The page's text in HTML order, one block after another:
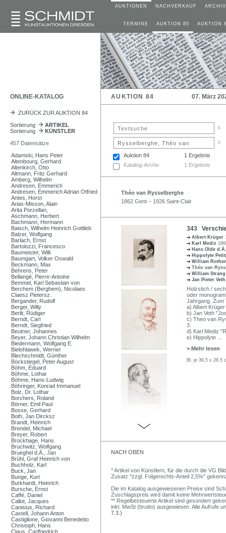
AUKTIONEN NACHVERKAUF ARCHIV
TERMINE AUKTION 85 AUKTION
ONLINE-KATALOG AUKTION 84 07. März
ZURÜCK ZUR AUKTION 84
Sortierung
ARTIKEL
Sortierung
KÜNSTLER
457 Datensätze
Adamski, Hans Peter
Altenbourg, Gerhard
Altenkirch, Otto
Altmann, Fritz Gerhard
Amberg, Wilhelm
Andresen, Emmerich
Andresen, Emmerich Adrian Otfried
Antes, Horst
Arias-Misson, Alain
Arita Porzellan,
Aschmann, Herbert
Bachmann, Hermann
Baisch, Wilhelm Heinrich Gottlieb
Balzer, Wolfgang
Barlach, Ernst
Bartolozzi, Francesco
Baumeister, Willi
Baumgart, Volker Oswald
Beckmann, Max
Behrens, Peter
Bellangé, Pierre-Antoine
Bemmel, Karl Sebastian von
Berchem (Berghem), Nicolaes
Claesz Pietersz.
Bergander, Rudolf
Berger, Willy
Berlit, Rüdiger
Berndt, Carl
Berndt, Siegfried
Beutner, Johannes
Beyer, Johann Christian Wilhelm
Biedermann, Wolfgang E.
Bielohlawek, Werner
Blechschmidt, Günther
Böckstiegel, Peter August
Böhm, Eduard
Böhme, Lothar
Böhme, Hans-Ludwig
Böhringer, Konrad Immanuel
Bolz, Dr. Lothar
Borchers, Roland
Börner, Emil Paul
Bosse, Gerhard
Both, Jan Dircksz
Brandt, Heinrich
Brendel, Michael
Breyer, Robert
Brockhage, Hans
Bruchwitz, Wolfgang
Brueghel d.Ä., Jan
Brühl, Graf Heinrich von
Buchholz, Karl
Buck, Jan
Bunge, Kurt
Burkhardt, Heinrich
Bursche, Ernst
Caffé, Daniel
Callot, Jacques
Canisius, Richard
Castell, Johann Anton
Castiglione, Giovanni Benedetto
Christoph, Hans
Claus, Carlfriedrich
x
x
Auktion 84
1 Ergebnis
Katalog-Archiv
1 Ergebnis
Théo van Rysselberghe
1862 Gent – 1926 Saint-Clair
343
Albert Krüger
Karl Mediz
Hans Olde
Hippolyte
William
Théo van
William
Jan Pieter
Holzstich /
oder
Jahrgang. Zum
a) Albert
b) Jan Veth
c) Theo van
3.
d) Karl Mediz
e) Hippolyte
> Mehr lesen
Bl. je 36,5 x 28,5
NACH OBEN
* Artikel von Künstlern, für die durch die VG
Zusatz "zzgl. Folgerechts-Anteil 2,5%"
Die im Katalog ausgewiesenen Preise sind
Zuschlagspreis wird damit keine
** Regelbesteuerte Artikel sind gesondert
inkl. MwSt (brutto) ausgewiesen. Alle Aufrufe
7.3.)